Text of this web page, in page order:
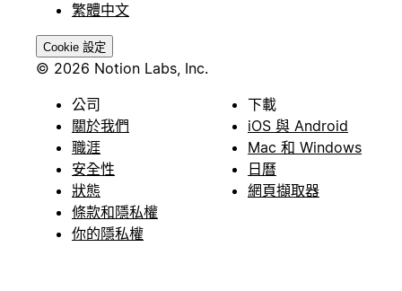
繁體中文
Cookie 設定
© 2026 Notion Labs, Inc.
公司
關於我們
職涯
安全性
狀態
條款和隱私權
你的隱私權
下載
iOS 與 Android
Mac 和 Windows
日曆
網頁擷取器